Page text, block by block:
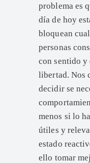
problema es
día de hoy
bloquean
personas
con sentido y
libertad. Nos
decidir se
menos si lo
útiles y
estado
ello tomar